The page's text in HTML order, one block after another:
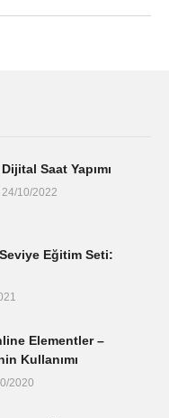
Saat Yapımı
24/10/2022
Eğitim Seti:
Elementler –
Kullanımı
2020